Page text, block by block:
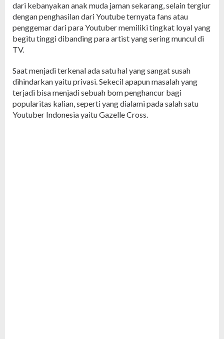
dari kebanyakan anak muda jaman sekarang, selain tergiur
dengan penghasilan dari Youtube ternyata fans atau
penggemar dari para Youtuber memiliki tingkat loyal yang
begitu tinggi dibanding para artist yang sering muncul di
TV.
Saat menjadi terkenal ada satu hal yang sangat susah
dihindarkan yaitu privasi. Sekecil apapun masalah yang
terjadi bisa menjadi sebuah bom penghancur bagi
popularitas kalian, seperti yang dialami pada salah satu
Youtuber Indonesia yaitu Gazelle Cross.